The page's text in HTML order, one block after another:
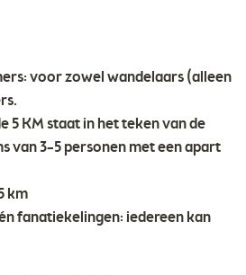
voor zowel wandelaars (alleen
5 KM staat in het teken van de
van 3–5 personen met een apart
km
fanatiekelingen: iedereen kan